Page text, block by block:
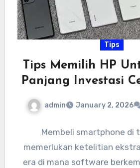
Tips
Tips Memilih HP
Panjang Investasi
admin January 2, 2026
Membeli smartphone di
memerlukan ketelitian
era di mana software